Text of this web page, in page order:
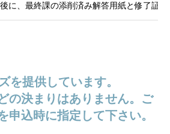
に、最終課の添削済み解答用紙と修了証
を提供しています。
の決まりはありません。ご
申込時に指定して下さい。